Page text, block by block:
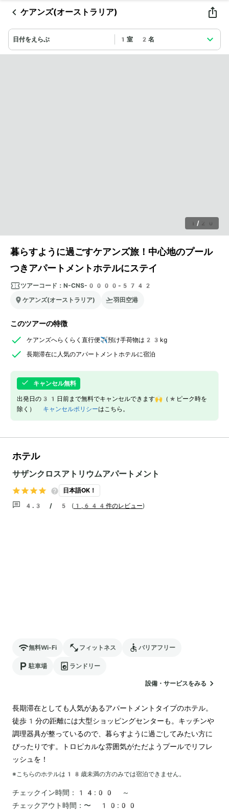
ケアンズ(オーストラリア)
日付をえらぶ 1室 2名
1 / 20
暮らすように過ごすケアンズ旅！中心地のプール
つきアパートメントホテルにステイ
ツアーコード： N-CNS-0000-5742
ケアンズ(オーストラリア)
羽田空港
このツアーの特徴
ケアンズへらくらく直行便✈預け手荷物は23kg
長期滞在に人気のアパートメントホテルに宿泊
キャンセル無料
出発日の31日前まで無料でキャンセルできます🙌（*ピーク時を
除く） キャンセルポリシーはこちら。
ホテル
サザンクロスアトリウムアパートメント
日本語OK！
4.3 / 5 ( 1,644件のレビュー)
無料Wi-Fi フィットネス バリアフリー
駐車場 ランドリー
設備・サービスをみる
長期滞在としても人気があるアパートメントタイプのホテル。
徒歩1分の距離には大型ショッピングセンターも。キッチンや
調理器具が整っているので、暮らすように過ごしてみたい方に
ぴったりです。トロピカルな雰囲気がただようプールでリフレ
ッシュを！
※こちらのホテルは 18 歳未満の方のみでは宿泊できません。
チェックイン時間：
14:00 ～
チェックアウト時間： 〜 10:00